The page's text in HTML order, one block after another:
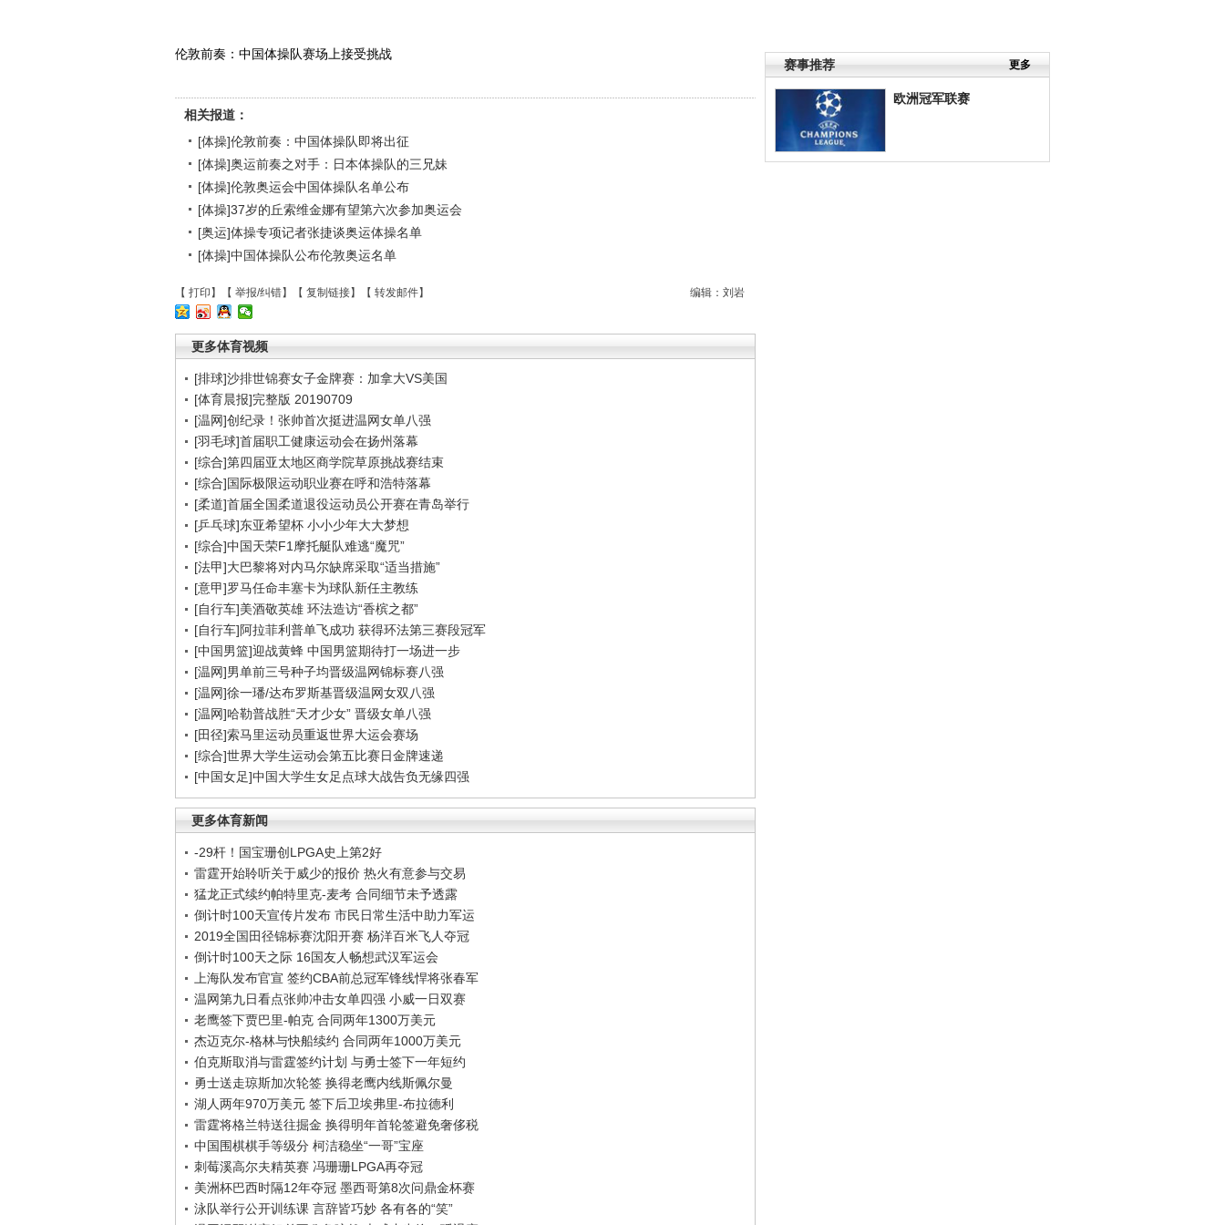
赛事推荐 更多
欧洲冠军联赛
伦敦前奏：中国体操队赛场上接受挑战
相关报道：
[体操]伦敦前奏：中国体操队即将出征
[体操]奥运前奏之对手：日本体操队的三兄妹
[体操]伦敦奥运会中国体操队名单公布
[体操]37岁的丘索维金娜有望第六次参加奥运会
[奥运]体操专项记者张捷谈奥运体操名单
[体操]中国体操队公布伦敦奥运名单
编辑：刘岩
【 打印 】【 举报/纠错】【 复制链接】【 转发邮件】
更多体育视频
[排球]沙排世锦赛女子金牌赛：加拿大VS美国
[体育晨报]完整版 20190709
[温网]创纪录！张帅首次挺进温网女单八强
[羽毛球]首届职工健康运动会在扬州落幕
[综合]第四届亚太地区商学院草原挑战赛结束
[综合]国际极限运动职业赛在呼和浩特落幕
[柔道]首届全国柔道退役运动员公开赛在青岛举行
[乒乓球]东亚希望杯 小小少年大大梦想
[综合]中国天荣F1摩托艇队难逃“魔咒”
[法甲]大巴黎将对内马尔缺席采取“适当措施”
[意甲]罗马任命丰塞卡为球队新任主教练
[自行车]美酒敬英雄 环法造访“香槟之都”
[自行车]阿拉菲利普单飞成功 获得环法第三赛段冠军
[中国男篮]迎战黄蜂 中国男篮期待打一场进一步
[温网]男单前三号种子均晋级温网锦标赛八强
[温网]徐一璠/达布罗斯基晋级温网女双八强
[温网]哈勒普战胜“天才少女” 晋级女单八强
[田径]索马里运动员重返世界大运会赛场
[综合]世界大学生运动会第五比赛日金牌速递
[中国女足]中国大学生女足点球大战告负无缘四强
更多体育新闻
-29杆！国宝珊创LPGA史上第2好
雷霆开始聆听关于威少的报价 热火有意参与交易
猛龙正式续约帕特里克-麦考 合同细节未予透露
倒计时100天宣传片发布 市民日常生活中助力军运
2019全国田径锦标赛沈阳开赛 杨洋百米飞人夺冠
倒计时100天之际 16国友人畅想武汉军运会
上海队发布官宣 签约CBA前总冠军锋线悍将张春军
温网第九日看点张帅冲击女单四强 小威一日双赛
老鹰签下贾巴里-帕克 合同两年1300万美元
杰迈克尔-格林与快船续约 合同两年1000万美元
伯克斯取消与雷霆签约计划 与勇士签下一年短约
勇士送走琼斯加次轮签 换得老鹰内线斯佩尔曼
湖人两年970万美元 签下后卫埃弗里-布拉德利
雷霆将格兰特送往掘金 换得明年首轮签避免奢侈税
中国围棋棋手等级分 柯洁稳坐“一哥”宝座
刺莓溪高尔夫精英赛 冯珊珊LPGA再夺冠
美洲杯巴西时隔12年夺冠 墨西哥第8次问鼎金杯赛
泳队举行公开训练课 言辞皆巧妙 各有各的“笑”